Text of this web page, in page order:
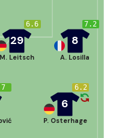
7.2
8
A. Losilla
6.6
29
M. Leitsch
6.2
6
P. Osterhage
7